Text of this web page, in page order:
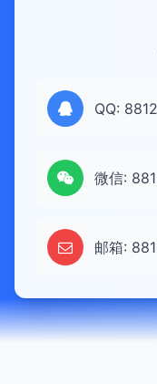
QQ:
微信:
邮箱: